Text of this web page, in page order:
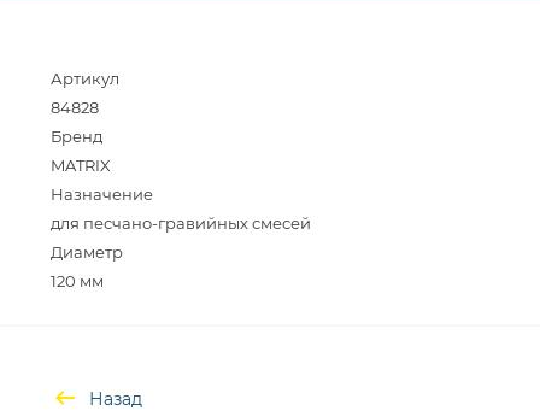
Артикул
84828
Бренд
MATRIX
Назначение
для песчано-гравийных смесей
Диаметр
Назад